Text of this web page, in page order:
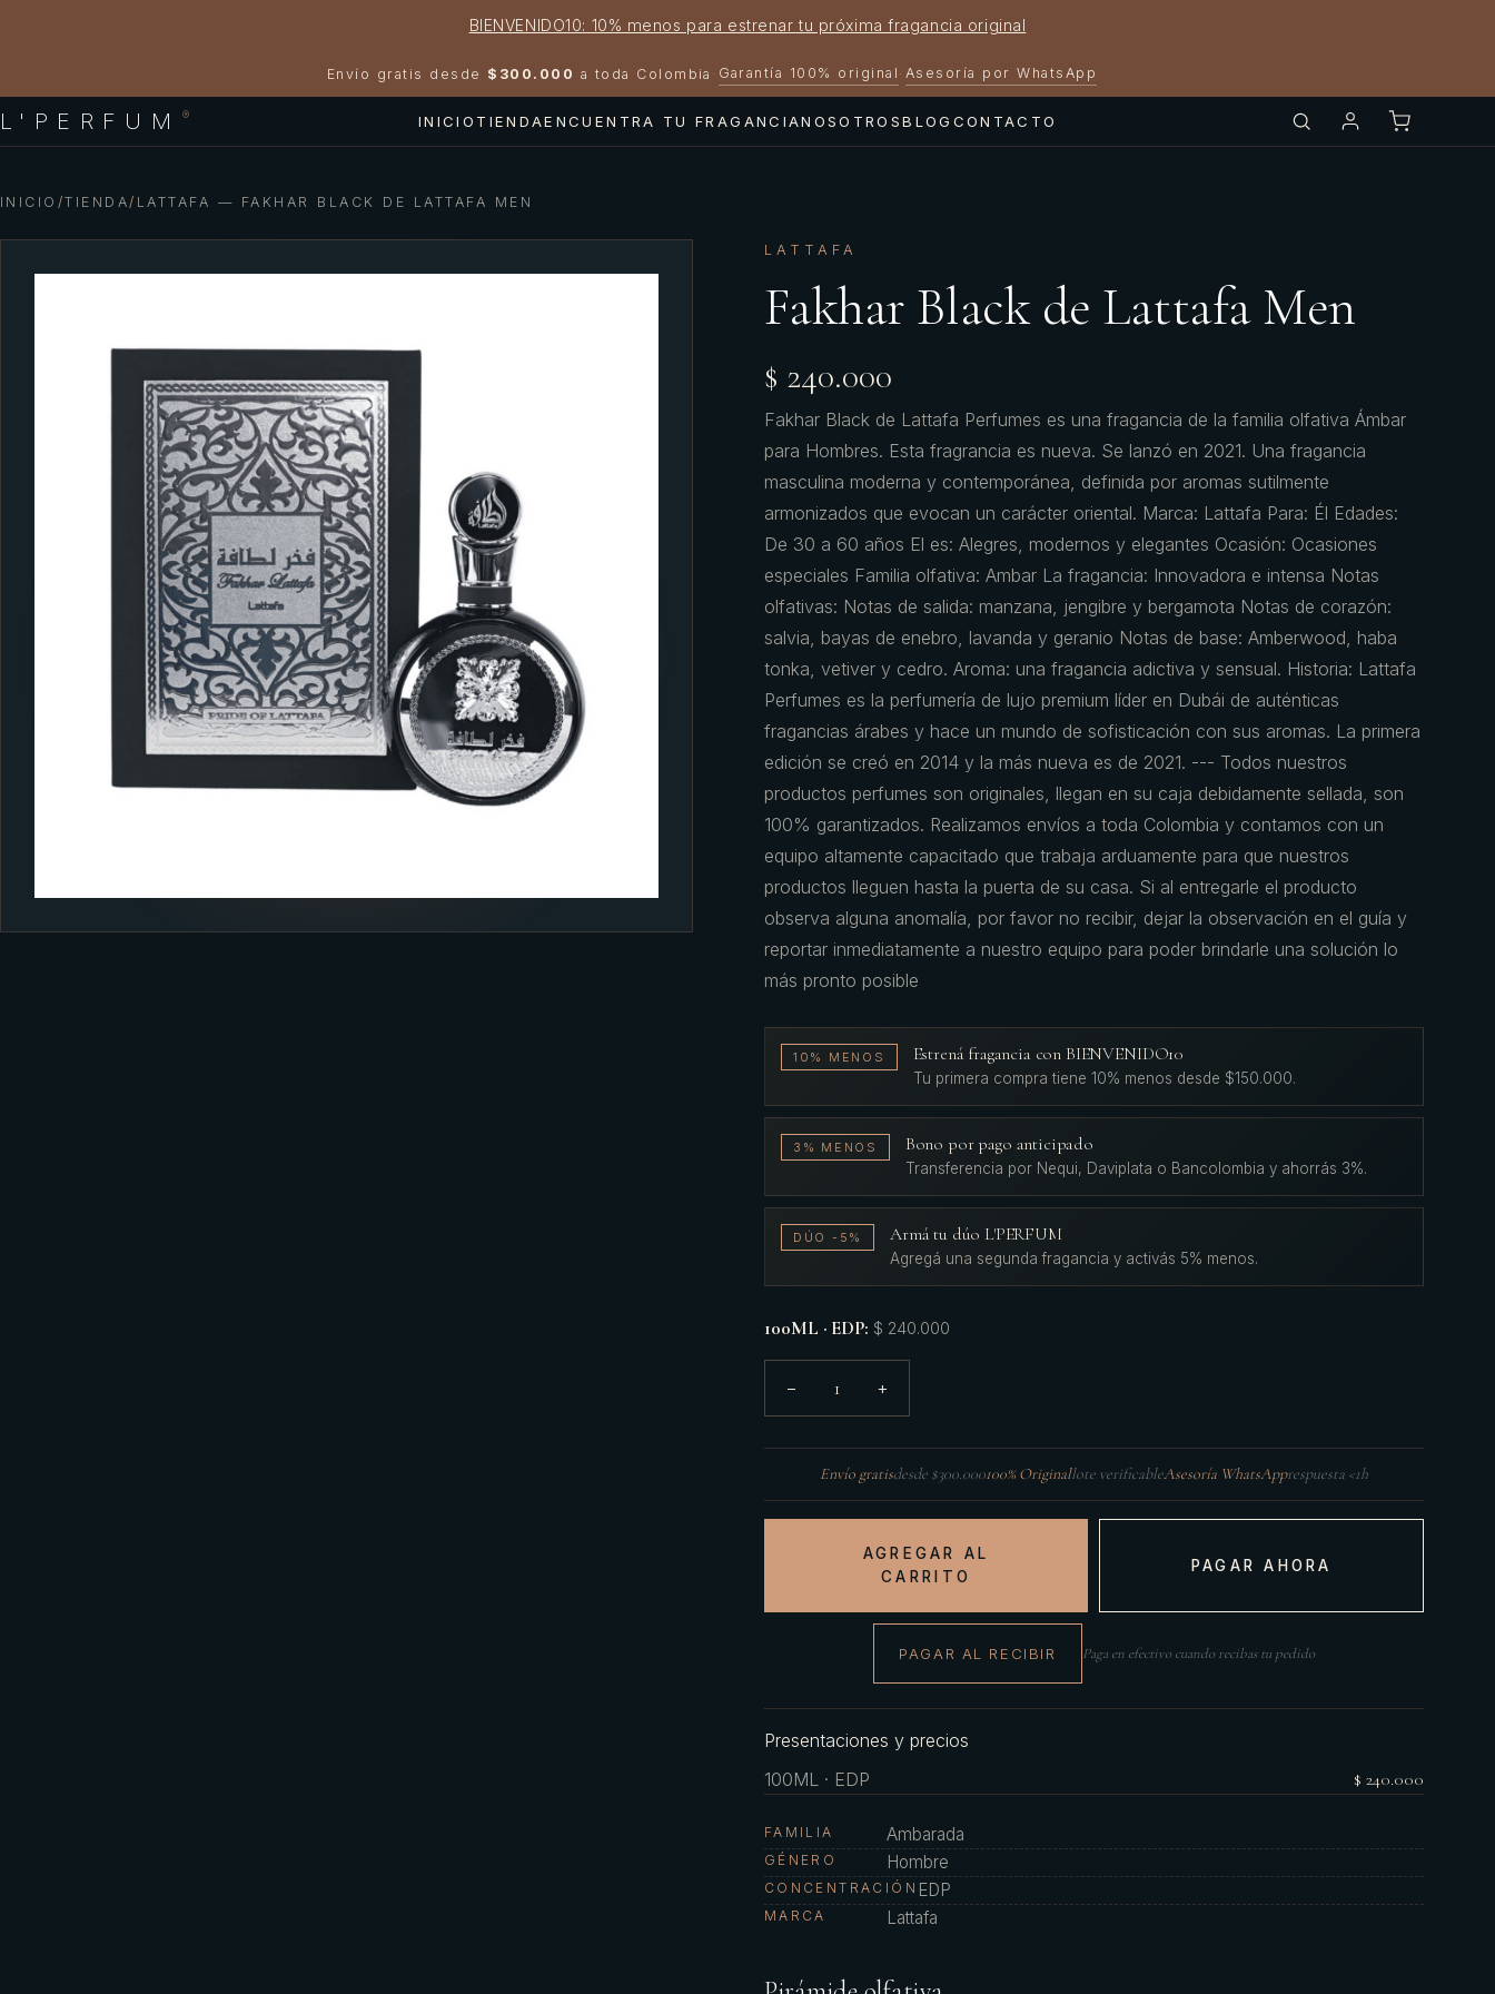
BIENVENIDO10: 10% menos para estrenar tu próxima fragancia original
Envío gratis desde $300.000 a toda Colombia · Garantía 100% original · Asesoría por WhatsApp
L'PERFUM ® INICIO TIENDAENCUENTRA TU FRAGANCIANOSOTROSBLOG CONTACTO
INICIO /TIENDA/ LATTAFA — FAKHAR BLACK DE LATTAFA MEN
LATTAFA
Fakhar Black de Lattafa Men
$ 240.000
Fakhar Black de Lattafa Perfumes es una fragancia de la familia olfativa Ámbar
para Hombres. Esta fragrancia es nueva. Se lanzó en 2021. Una fragancia
masculina moderna y contemporánea, definida por aromas sutilmente
armonizados que evocan un carácter oriental. Marca: Lattafa Para: Él Edades:
De 30 a 60 años El es: Alegres, modernos y elegantes Ocasión: Ocasiones
especiales Familia olfativa: Ambar La fragancia: Innovadora e intensa Notas
olfativas: Notas de salida: manzana, jengibre y bergamota Notas de corazón:
salvia, bayas de enebro, lavanda y geranio Notas de base: Amberwood, haba
tonka, vetiver y cedro. Aroma: una fragancia adictiva y sensual. Historia: Lattafa
Perfumes es la perfumería de lujo premium líder en Dubái de auténticas
fragancias árabes y hace un mundo de sofisticación con sus aromas. La primera
edición se creó en 2014 y la más nueva es de 2021. --- Todos nuestros
productos perfumes son originales, llegan en su caja debidamente sellada, son
100% garantizados. Realizamos envíos a toda Colombia y contamos con un
equipo altamente capacitado que trabaja arduamente para que nuestros
productos lleguen hasta la puerta de su casa. Si al entregarle el producto
observa alguna anomalía, por favor no recibir, dejar la observación en el guía y
reportar inmediatamente a nuestro equipo para poder brindarle una solución lo
más pronto posible
10% MENOS Estrená fragancia con BIENVENIDO10
Tu primera compra tiene 10% menos desde $150.000.
3% MENOS Bono por pago anticipado
Transferencia por Nequi, Daviplata o Bancolombia y ahorrás 3%.
DÚO -5% Armá tu dúo L'PERFUM
Agregá una segunda fragancia y activás 5% menos.
100ML · EDP: $ 240.000
− 1 +
Envío gratisdesde $300.000100% Originallote verificableAsesoría WhatsApprespuesta <1h
AGREGAR AL
CARRITO
PAGAR AHORA
PAGAR AL RECIBIR Paga en efectivo cuando recibas tu pedido
Presentaciones y precios
100ML · EDP
$ 240.000
FAMILIA Ambarada
GÉNERO Hombre
CONCENTRACIÓN EDP
MARCA Lattafa